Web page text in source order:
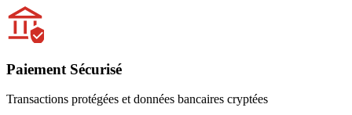
Paiement Sécurisé
Transactions protégées et données bancaires cryptées